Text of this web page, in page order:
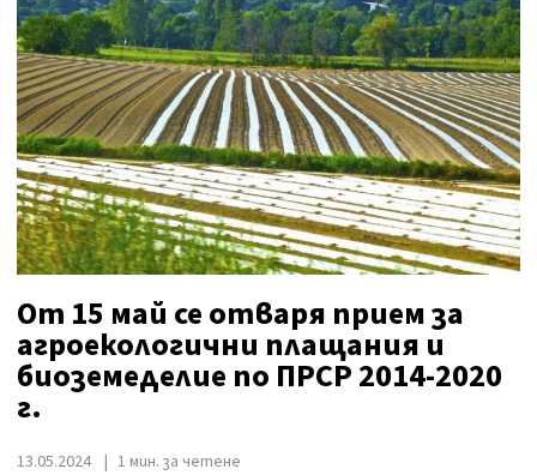
От 15 май се отваря прием за
агроекологични плащания и
биоземеделие по ПРСР 2014-2020
г.
13.05.2024 1 мин. за четене